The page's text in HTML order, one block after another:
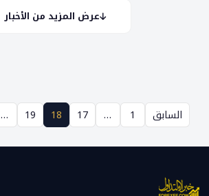
عرض المزيد من الأخبار
السابق 1
…
17
18
19
…